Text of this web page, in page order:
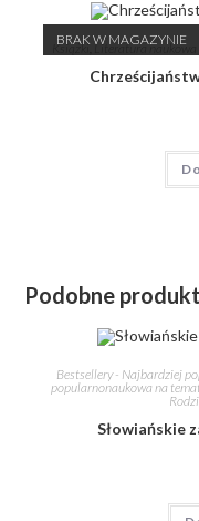
BRAK W MAGAZYNIE
Książki, Literatura naukowa
Podobne
Bestsellery - Najbardziej
popularnonaukowa na
Słowiańskie